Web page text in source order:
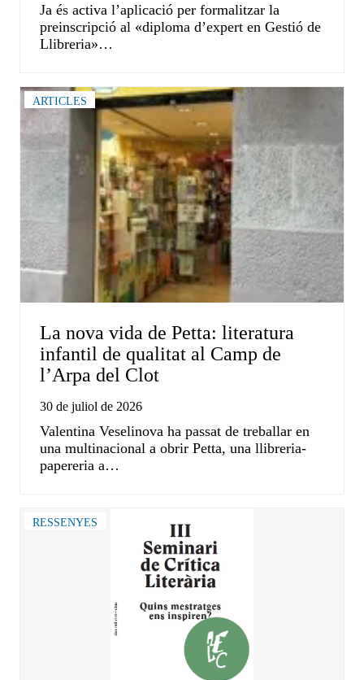
Ja és activa l’aplicació per formalitzar la
preinscripció al «diploma d’expert en Gestió de
Llibreria»…
ARTICLES
La nova vida de Petta: literatura
infantil de qualitat al Camp de
l’Arpa del Clot
30 de juliol de 2026
Valentina Veselinova ha passat de treballar en
una multinacional a obrir Petta, una llibreria-
papereria a…
RESSENYES